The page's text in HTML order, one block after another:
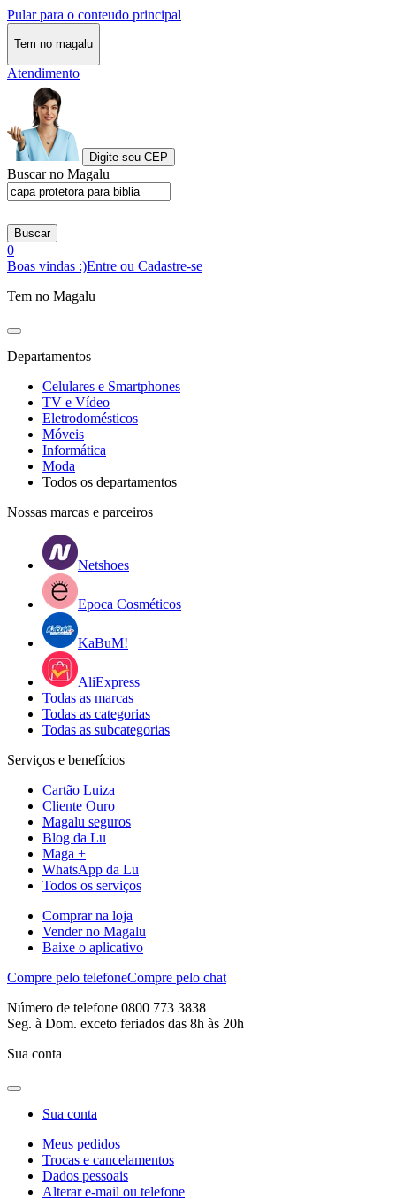
Pular para o conteudo principal
Tem no magalu
Atendimento
Digite seu CEP
Buscar no Magalu
Buscar
0
Boas vindas :)Entre ou Cadastre-se
Tem no Magalu
Departamentos
Celulares e Smartphones
TV e Vídeo
Eletrodomésticos
Móveis
Informática
Moda
Todos os departamentos
Nossas marcas e parceiros
Netshoes
Epoca Cosméticos
KaBuM!
AliExpress
Todas as marcas
Todas as categorias
Todas as subcategorias
Serviços e benefícios
Cartão Luiza
Cliente Ouro
Magalu seguros
Blog da Lu
Maga +
WhatsApp da Lu
Todos os serviços
Comprar na loja
Vender no Magalu
Baixe o aplicativo
Compre pelo telefoneCompre pelo chat
Número de telefone 0800 773 3838
Seg. à Dom. exceto feriados das 8h às 20h
Sua conta
Sua conta
Meus pedidos
Trocas e cancelamentos
Dados pessoais
Alterar e-mail ou telefone